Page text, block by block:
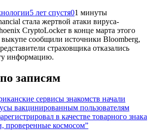
5 лет спустя01 минуты
стала жертвой атаки вируса-
CryptoLocker в конце марта этого
сообщили источники Bloomberg,
страховщика отказались
информацию.
записям
сервисы знакомств начали
вакцинированным пользователям
в качестве товарного знака
проверенные космосом”